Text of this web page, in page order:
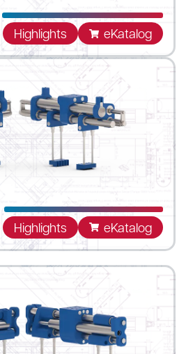
Highlights eKatalog
Bereich. Dank der
der Greifer-Position und
der Klemmkraft kann
Produkte
Highlights eKatalog